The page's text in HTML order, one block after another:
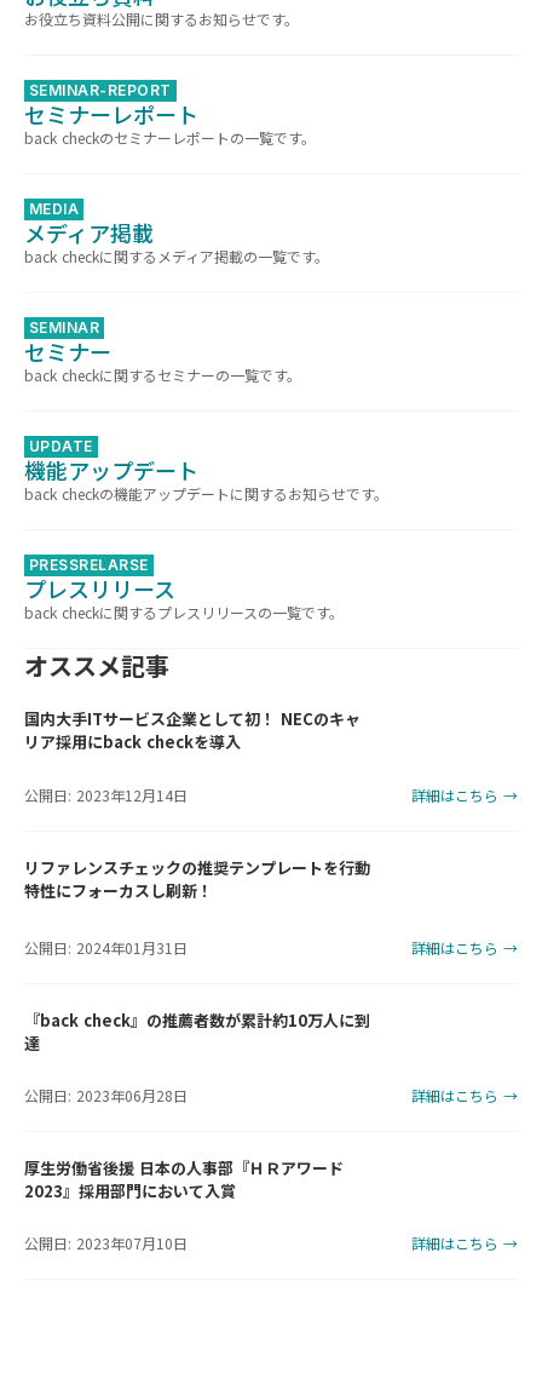
お役立ち資料公開に関するお知らせです。
SEMINAR-REPORT
セミナーレポート
back checkのセミナーレポートの一覧です。
MEDIA
メディア掲載
back checkに関するメディア掲載の一覧です。
SEMINAR
セミナー
back checkに関するセミナーの一覧です。
UPDATE
機能アップデート
back checkの機能アップデートに関するお知らせです。
PRESSRELARSE
プレスリリース
back checkに関するプレスリリースの一覧です。
オススメ記事
国内大手ITサービス企業として初！ NECのキャ
リア採用にback checkを導入
公開日: 2023年12月14日 詳細はこちら →
リファレンスチェックの推奨テンプレートを行動
特性にフォーカスし刷新！
公開日: 2024年01月31日 詳細はこちら →
『back check』の推薦者数が累計約10万人に到
達
公開日: 2023年06月28日 詳細はこちら →
厚生労働省後援 日本の人事部『ＨＲアワード
2023』採用部門において入賞
公開日: 2023年07月10日 詳細はこちら →